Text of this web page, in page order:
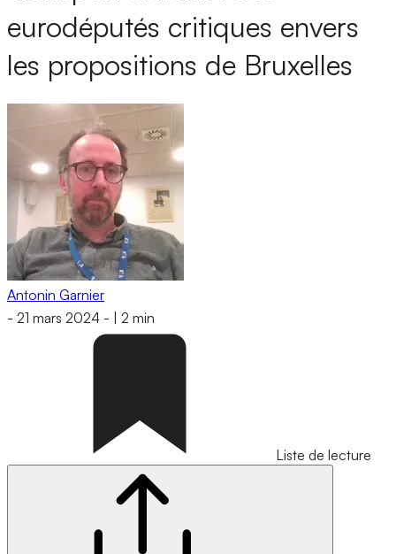
eurodéputés critiques envers
les propositions de Bruxelles
Antonin Garnier
- 21 mars 2024 - 2 min
Liste de lecture